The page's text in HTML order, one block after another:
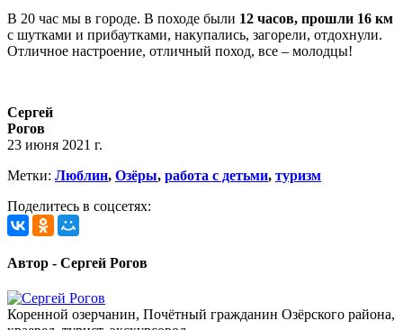
В 20 час мы в городе. В походе были 12 часов, прошли 16 км
с шутками и прибаутками, накупались, загорели, отдохнули.
Отличное настроение, отличный поход, все – молодцы!
Сергей
Рогов
23 июня 2021 г.
Метки: Люблин, Озёры, работа с детьми, туризм
Поделитесь в соцсетях:
Автор - Сергей Рогов
Коренной озерчанин, Почётный гражданин Озёрского района,